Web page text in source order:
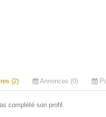
(2) Annonces (0)
complété son profil.